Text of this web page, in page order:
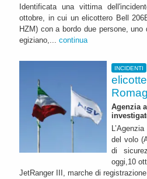
Identificata una vittima
ottobre, in cui un elicottero Bell
HZM) con a bordo due persone,
egiziano,... continua
INCIDENTI
Agenzia
del volo
di
oggi,10
JetRanger III, marche di